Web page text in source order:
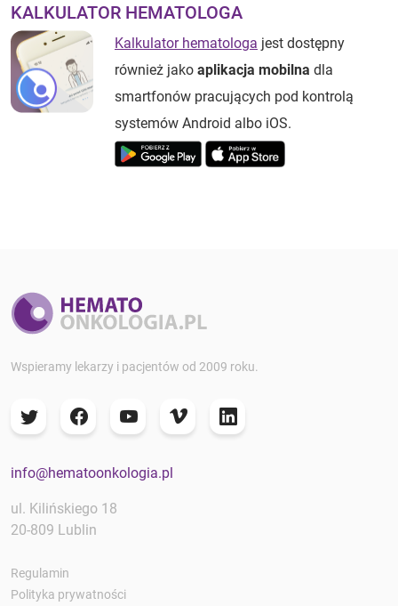
KALKULATOR HEMATOLOGA
Kalkulator hematologa jest dostępny
również jako aplikacja mobilna dla
smartfonów pracujących pod kontrolą
systemów Android albo iOS.
Wspieramy lekarzy i pacjentów od 2009 roku.
info@hematoonkologia.pl
ul. Kilińskiego 18
20-809 Lublin
Regulamin
Polityka prywatności